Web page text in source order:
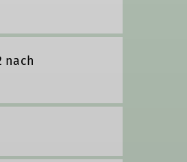
nach